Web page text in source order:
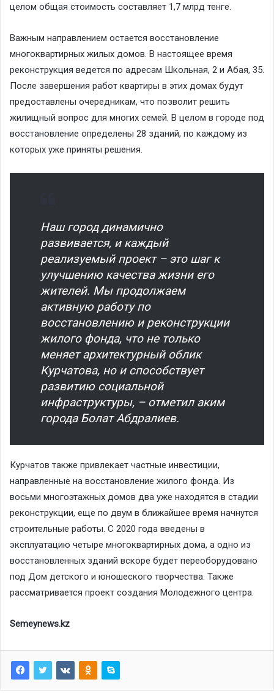
целом общая стоимость составляет 1,7 млрд тенге.
Важным направлением остается восстановление
многоквартирных жилых домов. В настоящее время
реконструкция ведется по адресам Школьная, 2 и Абая, 35.
После завершения работ квартиры в этих домах будут
предоставлены очередникам, что позволит решить
жилищный вопрос для многих семей. В целом в городе под
восстановление определены 28 зданий, по каждому из
которых уже приняты решения.
Наш город динамично
развивается, и каждый
реализуемый проект – это шаг к
улучшению качества жизни его
жителей. Мы продолжаем
активную работу по
восстановлению и реконструкции
жилого фонда, что не только
меняет архитектурный облик
Курчатова, но и способствует
развитию социальной
инфраструктуры, – отметил аким
города Болат Абдралиев.
Курчатов также привлекает частные инвестиции,
направленные на восстановление жилого фонда. Из
восьми многоэтажных домов два уже находятся в стадии
реконструкции, еще по двум в ближайшее время начнутся
строительные работы. С 2020 года введены в
эксплуатацию четыре многоквартирных дома, а одно из
восстановленных зданий вскоре будет переоборудовано
под Дом детского и юношеского творчества. Также
рассматривается проект создания Молодежного центра.
Semeynews.kz